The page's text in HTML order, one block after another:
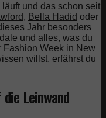
und das schon seit
, Bella Hadid oder
Jahr besonders
und alles, was du
Fashion Week in New
willst, erfährst du
Leinwand